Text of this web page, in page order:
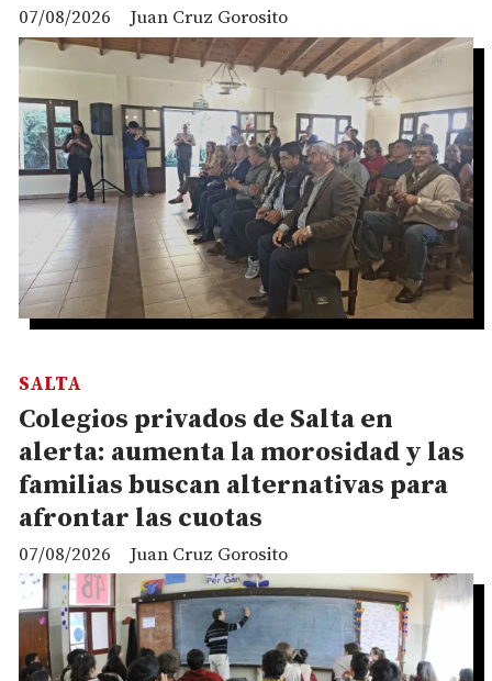
Juan Cruz Gorosito
07/08/2026
Colegios privados de Salta en
alerta: aumenta la morosidad y las
familias buscan alternativas para
afrontar las cuotas
Juan Cruz Gorosito
SALTA
07/08/2026